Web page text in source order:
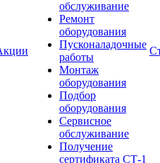
обслуживание
Ремонт
оборудования
Пусконаладочные
работы
Монтаж
оборудования
Подбор
оборудования
Сервисное
обслуживание
Получение
сертификата СТ-1